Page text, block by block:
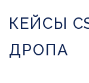
КЕЙСЫ
ДРОПА